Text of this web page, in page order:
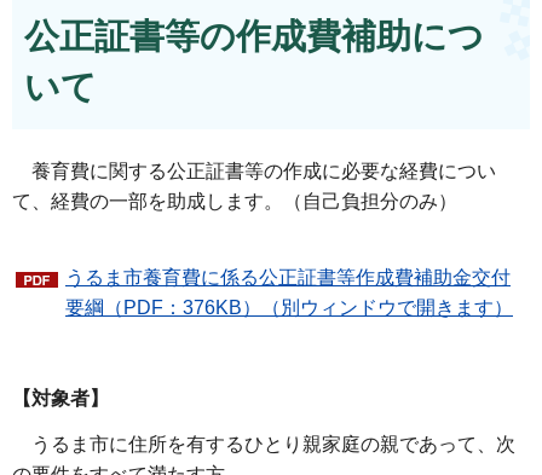
公正証書等の作成費補助につ
いて
養育費に関する公正証書等の作成に必要な経費につい
て、経費の一部を助成します。（自己負担分のみ）
うるま市養育費に係る公正証書等作成費補助金交付
要綱（PDF：376KB）（別ウィンドウで開きます）
【対象者】
うるま市に住所を有するひとり親家庭の親であって、次